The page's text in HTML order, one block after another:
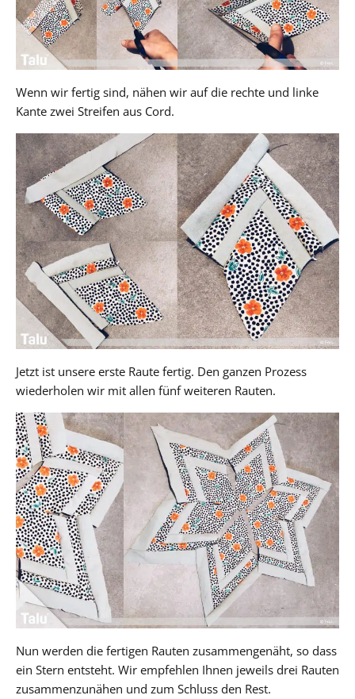
Wenn wir fertig sind, nähen wir auf die rechte und linke
Kante zwei Streifen aus Cord.
Jetzt ist unsere erste Raute fertig. Den ganzen Prozess
wiederholen wir mit allen fünf weiteren Rauten.
Nun werden die fertigen Rauten zusammengenäht, so dass
ein Stern entsteht. Wir empfehlen Ihnen jeweils drei Rauten
zusammenzunähen und zum Schluss den Rest.